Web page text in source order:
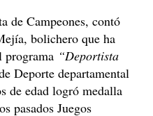
de Campeones, contó
bolichero que ha
programa “Deportista
Deporte departamental
de edad logró medalla
pasados Juegos